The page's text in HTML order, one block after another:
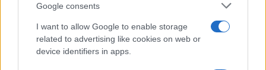
Google consents
I want to allow Google to enable storage
related to advertising like cookies on web or
device identifiers in apps.